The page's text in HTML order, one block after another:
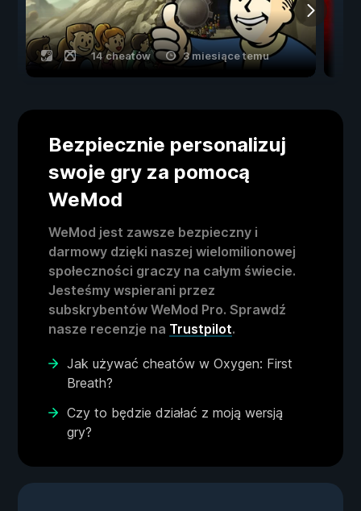
14 cheatów 3 miesiące temu
Bezpiecznie personalizuj
swoje gry za pomocą
WeMod
WeMod jest zawsze bezpieczny i
darmowy dzięki naszej wielomilionowej
społeczności graczy na całym świecie.
Jesteśmy wspierani przez
subskrybentów WeMod Pro. Sprawdź
nasze recenzje na Trustpilot.
Jak używać cheatów w Oxygen: First
Breath?
Czy to będzie działać z moją wersją
gry?